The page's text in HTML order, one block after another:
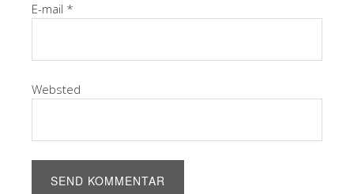
E-mail *
Websted